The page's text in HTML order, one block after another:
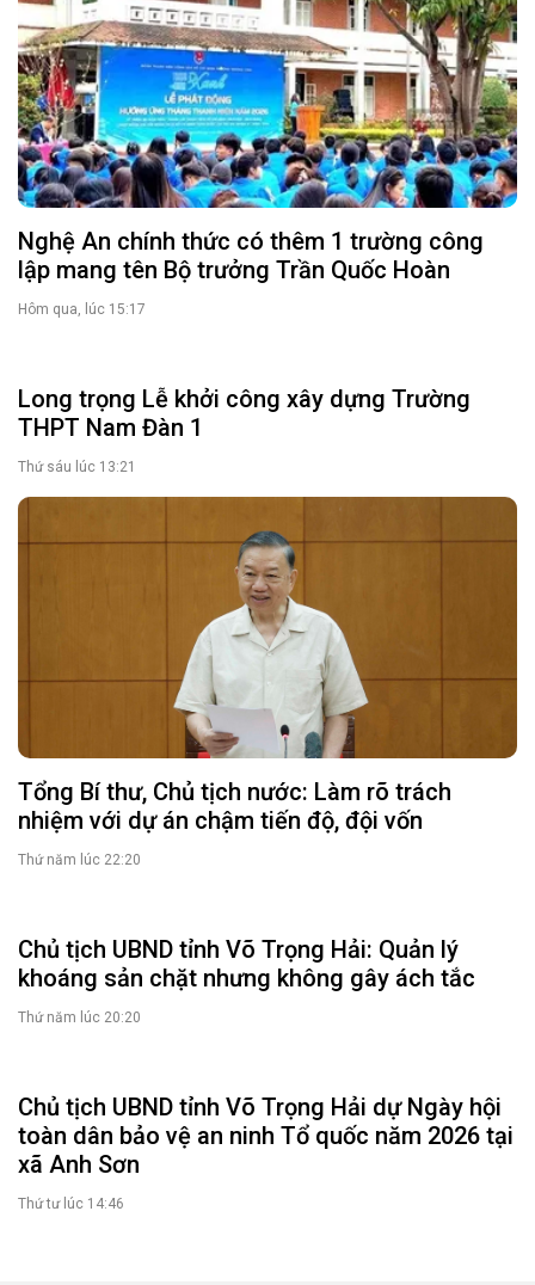
Nghệ An chính thức có thêm 1 trường công
lập mang tên Bộ trưởng Trần Quốc Hoàn
Hôm qua, lúc 15:17
Long trọng Lễ khởi công xây dựng Trường
THPT Nam Đàn 1
Tổng Bí thư, Chủ tịch nước: Làm rõ trách
Thứ năm lúc 22:20